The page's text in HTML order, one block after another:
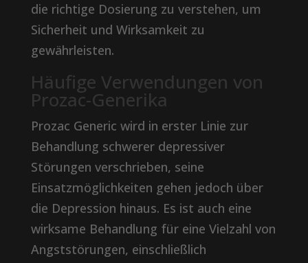
die richtige Dosierung zu verstehen, um
Sicherheit und Wirksamkeit zu
gewährleisten.
Häufige Verwendungen von
Prozac-Generika
Prozac Generic wird in erster Linie zur
Behandlung schwerer depressiver
Störungen verschrieben, seine
Einsatzmöglichkeiten gehen jedoch über
die Depression hinaus. Es ist auch eine
wirksame Behandlung für eine Vielzahl von
Angststörungen, einschließlich